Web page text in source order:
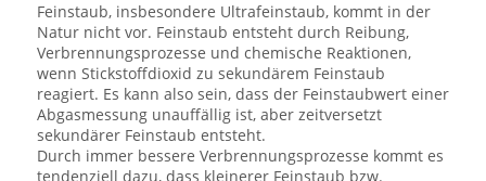
Feinstaub, insbesondere Ultrafeinstaub, kommt in der
Natur nicht vor. Feinstaub entsteht durch Reibung,
Verbrennungsprozesse und chemische Reaktionen,
wenn Stickstoffdioxid zu sekundärem Feinstaub
reagiert. Es kann also sein, dass der Feinstaubwert einer
Abgasmessung unauffällig ist, aber zeitversetzt
sekundärer Feinstaub entsteht.
Durch immer bessere Verbrennungsprozesse kommt es
tendenziell dazu, dass kleinerer Feinstaub bzw.